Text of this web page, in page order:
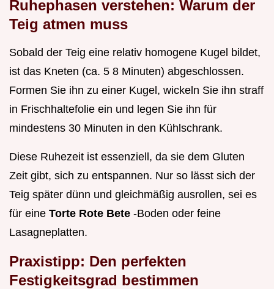
Ruhephasen verstehen: Warum der
Teig atmen muss
Sobald der Teig eine relativ homogene Kugel bildet,
ist das Kneten (ca. 5 8 Minuten) abgeschlossen.
Formen Sie ihn zu einer Kugel, wickeln Sie ihn straff
in Frischhaltefolie ein und legen Sie ihn für
mindestens 30 Minuten in den Kühlschrank.
Diese Ruhezeit ist essenziell, da sie dem Gluten
Zeit gibt, sich zu entspannen. Nur so lässt sich der
Teig später dünn und gleichmäßig ausrollen, sei es
für eine Torte Rote Bete -Boden oder feine
Lasagneplatten.
Praxistipp: Den perfekten
Festigkeitsgrad bestimmen